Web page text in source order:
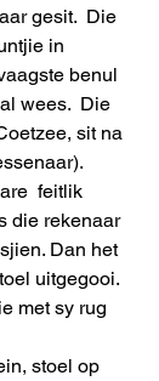
gesit.  Die
in
benul
wees.  Die
sit na
feitlik
die rekenaar
Dan het
uitgegooi.
met sy rug
stoel op